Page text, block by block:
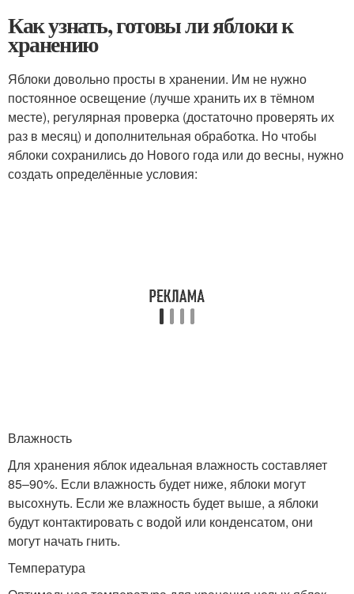
Как узнать, готовы ли яблоки к
хранению
Яблоки довольно просты в хранении. Им не нужно
постоянное освещение (лучше хранить их в тёмном
месте), регулярная проверка (достаточно проверять их
раз в месяц) и дополнительная обработка. Но чтобы
яблоки сохранились до Нового года или до весны, нужно
создать определённые условия:
Влажность
Для хранения яблок идеальная влажность составляет
85–90%. Если влажность будет ниже, яблоки могут
высохнуть. Если же влажность будет выше, а яблоки
будут контактировать с водой или конденсатом, они
могут начать гнить.
Температура